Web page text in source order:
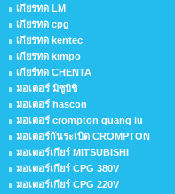
เกียรทด LM
เกียรทด cpg
เกียรทด kentec
เกียรทด kimpo
เกียร์ทด CHENTA
มอเตอร์ มิซูบิชิ
มอเตอร์ hascon
มอเตอร์ crompton guang lu
มอเตอร์กันระเบิด CROMPTON
มอเตอร์เกียร์ MITSUBISHI
มอเตอร์เกียร์ CPG 380V
มอเตอร์เกียร์ CPG 220V